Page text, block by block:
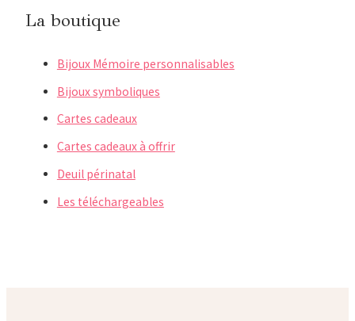
La boutique
Bijoux Mémoire personnalisables
Bijoux symboliques
Cartes cadeaux
Cartes cadeaux à offrir
Deuil périnatal
Les téléchargeables